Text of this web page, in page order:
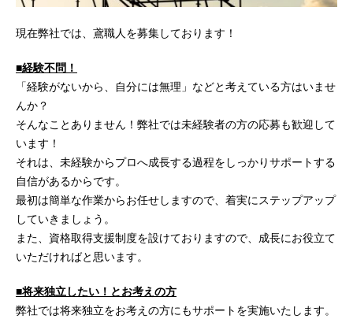
現在弊社では、鳶職人を募集しております！
■経験不問！
「経験がないから、自分には無理」などと考えている方はいませ
んか？
そんなことありません！弊社では未経験者の方の応募も歓迎して
います！
それは、未経験からプロへ成長する過程をしっかりサポートする
自信があるからです。
最初は簡単な作業からお任せしますので、着実にステップアップ
していきましょう。
また、資格取得支援制度を設けておりますので、成長にお役立て
いただければと思います。
■将来独立したい！とお考えの方
弊社では将来独立をお考えの方にもサポートを実施いたします。